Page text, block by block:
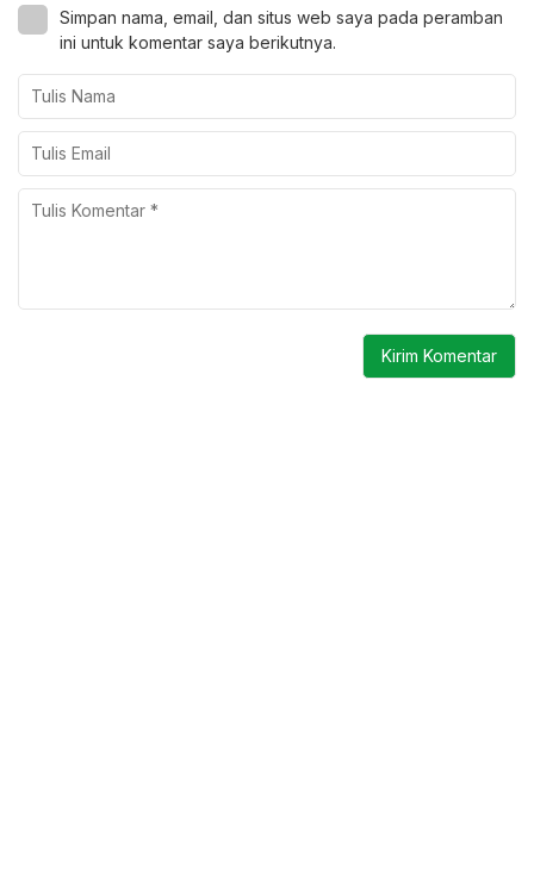
Simpan nama, email, dan situs web saya pada peramban
ini untuk komentar saya berikutnya.